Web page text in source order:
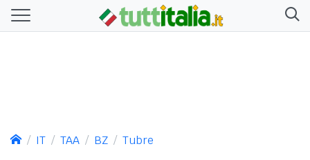
IT TAA BZ Tubre